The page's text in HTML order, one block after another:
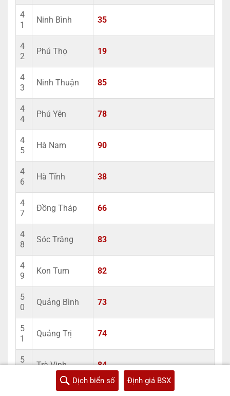
4
1
Ninh Bình 35
4
2
Phú Thọ 19
4
3
Ninh Thuận 85
4
4
Phú Yên 78
4
5
Hà Nam 90
4
6
Hà Tĩnh 38
4
7
Đồng Tháp 66
4
8
Sóc Trăng 83
4
9
Kon Tum 82
5
0
Quảng Bình 73
5
1
Quảng Trị 74
5
Trà Vinh 84
Dịch biển số Định giá BSX